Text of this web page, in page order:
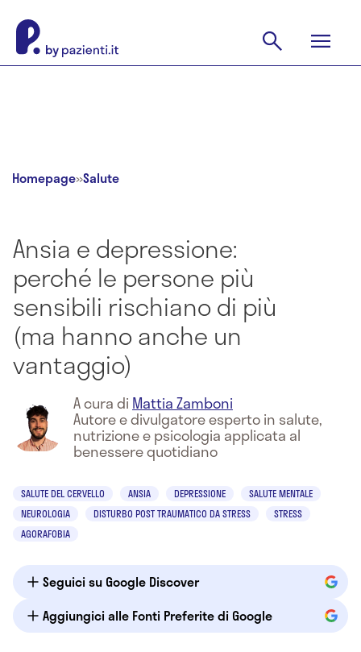
Homepage»Salute
Ansia e depressione:
perché le persone più
sensibili rischiano di più
(ma hanno anche un
vantaggio)
A cura di Mattia Zamboni
Autore e divulgatore esperto in salute,
nutrizione e psicologia applicata al
benessere quotidiano
SALUTE DEL CERVELLO ANSIA DEPRESSIONE
SALUTE MENTALE
NEUROLOGIA
DISTURBO POST TRAUMATICO DA STRESS
STRESS
AGORAFOBIA
Seguici su Google Discover
Aggiungici alle Fonti Preferite di Google